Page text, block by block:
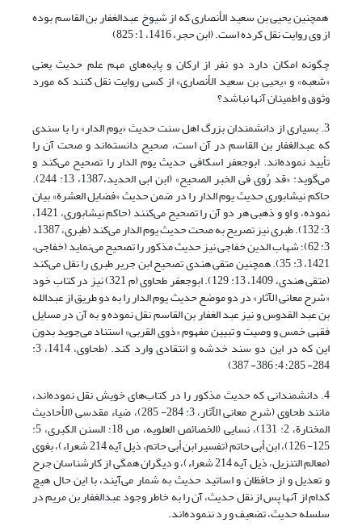
همچنین یحیی بن سعید الأنصاری که از شیوخ عبدالغفار بن القاسم بوده
از وی روایت نقل کرده است. (ابن حجر، 1416، 1: 825)
چگونه امکان دارد دو نفر از ارکان و پایه‌های مهم علم حدیث یعنی
«شعبه» و «یحیی بن سعید الأنصاری» از کسی روایت نقل کنند که مورد
وثوق و اطمینان آنها نباشد؟
3. بسیاری از دانشمندان بزرگ اهل سنت حدیث «یوم الدار» را با سندی
که عبدالغفار بن القاسم در آن است، صحیح دانسته‌اند و صحت آن را
تأیید نموده‌اند. ابوجعفر اسکافی حدیث یوم الدار را تصحیح می‌کند و
می‌گوید: «قد رُوی فی الخبر الصحیح» (ابن ابی الحدید،1387، 13: 244).
حاکم نیشابوری حدیث یوم الدار را در ضمن حدیث «فضایل العشرة» بیان
نموده، و او و ذهبی هر دو آن را تصحیح می‌کنند (حاکم نیشابوری، 1421،
3: 132). طبری نیز تصریح به صحت حدیث یوم الدار می‌کند (طبری، 1387،
3: 62)؛ شهاب الدین خفاجی نیز حدیث مذکور را تصحیح می‌نماید (خفاجی،
1421، 3: 35). همچنین متقی هندی تصحیح ابن جریر طبری را نقل می‌کند
(متقی هندی، 1409، 13: 129). ابوجعفر طحاوی (م 321) نیز در کتاب خود
«شرح معانی الآثار» در دو موضع حدیث یوم الدار را به دو طریق از عبدالله
بن عبد القدوس و نیز عبد الغفار بن القاسم نقل نموده و به آن در مسایل
فقهی خمس و وصیت و تبیین مفهوم «ذوی القربی» استناد می‌جوید بدون
این که در این دو سند خدشه و انتقادی وارد کند. (طحاوی، 1414، 3:
284- 285؛ 4: 386- 387)
4. دانشمندانی که حدیث مذکور را در کتاب‌های خویش نقل نموده‌اند،
مانند طحاوی (شرح معانی الآثار، 3: 284- 285)، ضیاء مقدسی (الأحادیث
المختارة، 2: 131)، نسایی (الخصائص العلویه، ص 18؛ السنن الکبری، 5:
125- 126)، ابن أبی حاتم (تفسیر ابن أبی حاتم، ذیل آیه 214 شعراء)، بغوی
(معالم التنزیل، ذیل آیه 214 شعراء)، و دیگران همگی از کارشناسان جرح
و تعدیل و از حافظان و اساتید حدیث به شمار می‌آیند، با این حال هیچ
کدام از آنها پس از نقل حدیث، آن را به خاطر وجود عبدالغفار بن مریم در
سلسله حدیث، تضعیف و رد ننموده‌اند.